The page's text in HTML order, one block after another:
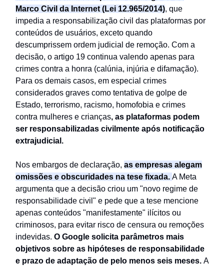
Marco Civil da Internet (Lei 12.965/2014), que
impedia a responsabilização civil das plataformas por
conteúdos de usuários, exceto quando
descumprissem ordem judicial de remoção. Com a
decisão, o artigo 19 continua valendo apenas para
crimes contra a honra (calúnia, injúria e difamação).
Para os demais casos, em especial crimes
considerados graves como tentativa de golpe de
Estado, terrorismo, racismo, homofobia e crimes
contra mulheres e crianças, as plataformas podem
ser responsabilizadas civilmente após notificação
extrajudicial.
Nos embargos de declaração, as empresas alegam
omissões e obscuridades na tese fixada. A Meta
argumenta que a decisão criou um "novo regime de
responsabilidade civil" e pede que a tese mencione
apenas conteúdos "manifestamente" ilícitos ou
criminosos, para evitar risco de censura ou remoções
indevidas. O Google solicita parâmetros mais
objetivos sobre as hipóteses de responsabilidade
e prazo de adaptação de pelo menos seis meses. A